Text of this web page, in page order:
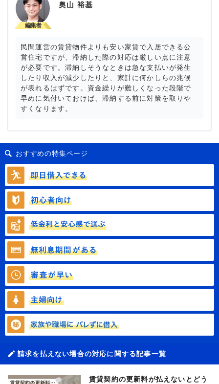
奥山 裕基
民間運営の賃貸物件よりも安い家賃で入居できる公
営住宅ですが、滞納した際の対応は厳しい点に注意
が必要です。滞納しそうなときは急な支払いが発生
したり収入が減少したりと、家計に何かしらの兆候
が表れるはずです。資金繰りが難しくなった段階で
早めに気付いておけば、滞納する前に対策を取りや
すくなります。
おすすめの特集ページ
請求を払えない場合の対応に関する記事一覧
賃貸契約の更新料が払えないとどう